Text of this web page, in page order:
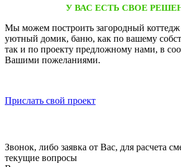
У ВАС ЕСТЬ СВОЕ
Мы можем построить загородный
уютный домик, баню, как по вашему
так и по проекту предложному нами, в
Вашими пожеланиями.
Прислать свой проект
Звонок, либо заявка от Вас, для расчета
текущие вопросы